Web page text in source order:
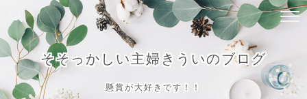
そそっかしい主婦きういのブログ
懸賞が大好きです！！